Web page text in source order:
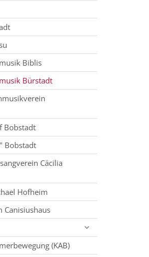
Biblis
Bürstadt
Bobstadt
Bobstadt
Cäcilia
Hofheim
Canisiushaus
(KAB)